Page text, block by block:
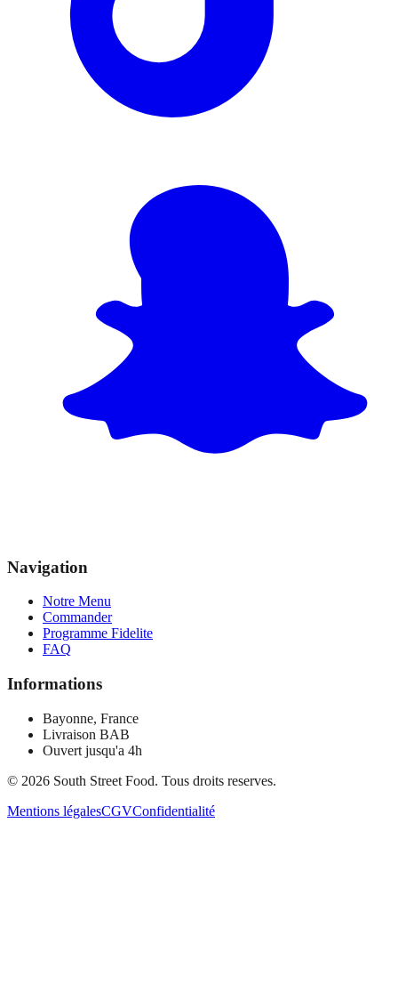
Navigation
Notre Menu
Commander
Programme Fidelite
FAQ
Informations
Bayonne, France
Livraison BAB
Ouvert jusqu'a 4h
© 2026 South Street Food. Tous droits reserves.
Mentions légalesCGVConfidentialité